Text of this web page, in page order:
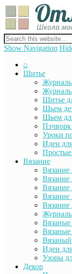
сайт о декоре,
рукоделия
Show Navigation
⌂
Шитье
Шитье
Шьем
Шьем
Уроки
Идеи
Вязание
Вязание
Вязание
Вязаные
Вязаный
Идеи
Узоры
Декор